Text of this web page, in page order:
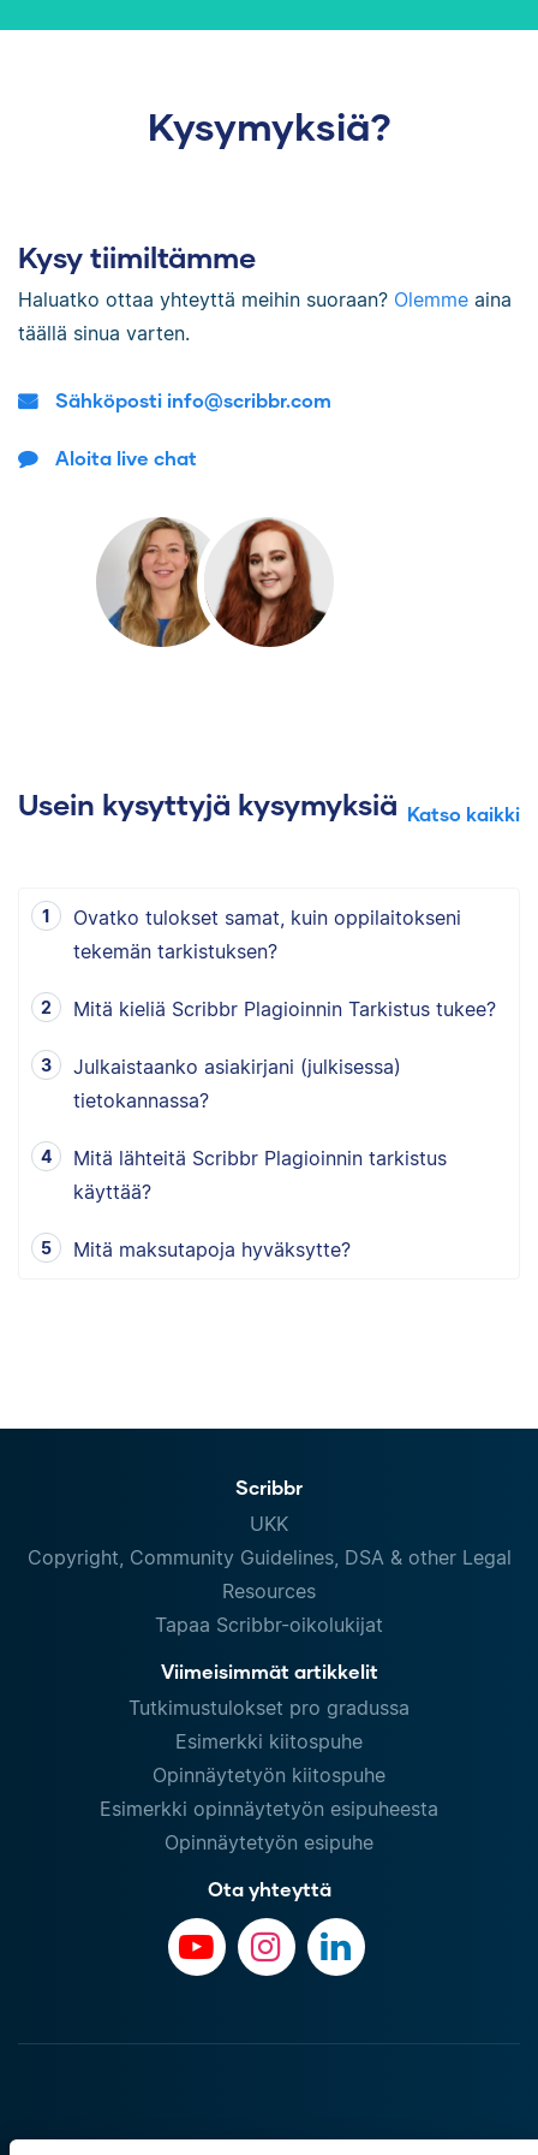
Toivottavasti näistä kommenteistani,
viimeistelyyn!Kysymyksiä?
Kysy tiimiltämme
Haluatko ottaa yhteyttä meihin suoraan? Olemme aina
täällä sinua varten.
Sähköposti info@scribbr.com
Aloita live chat
Usein kysyttyjä kysymyksiä Katso kaikki
Ovatko tulokset samat, kuin oppilaitokseni
tekemän tarkistuksen?
Mitä kieliä Scribbr Plagioinnin Tarkistus tukee?
Julkaistaanko asiakirjani (julkisessa)
tietokannassa?
Mitä lähteitä Scribbr Plagioinnin tarkistus
käyttää?
Mitä maksutapoja hyväksytte?
Scribbr
UKK
Copyright, Community Guidelines, DSA & other Legal
Resources
Tapaa Scribbr-oikolukijat
Viimeisimmät artikkelit
Tutkimustulokset pro gradussa
Esimerkki kiitospuhe
Opinnäytetyön kiitospuhe
Esimerkki opinnäytetyön esipuheesta
Opinnäytetyön esipuhe
Ota yhteyttä